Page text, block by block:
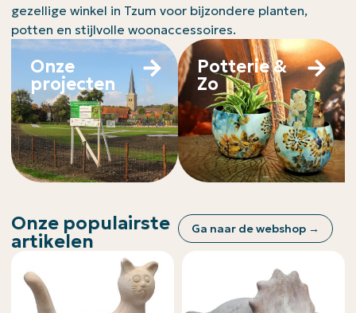
gezellige winkel in Tzum voor bijzondere planten,
potten en stijlvolle woonaccessoires.
Onze
projecten
Potterie &
Zo
Onze populairste
artikelen
Ga naar de webshop →